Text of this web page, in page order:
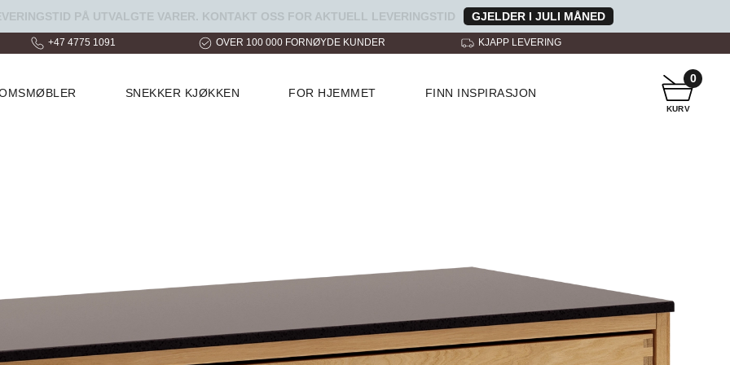
PÅ UTVALGTE VARER. KONTAKT OSS FOR AKTUELL LEVERINGSTID GJELDER I JULI MÅNED
+47 4775 1091 OVER 100 000 FORNØYDE KUNDER KJAPP LEVERING
SNEKKER KJØKKEN FOR HJEMMET FINN INSPIRASJON
KURV
0